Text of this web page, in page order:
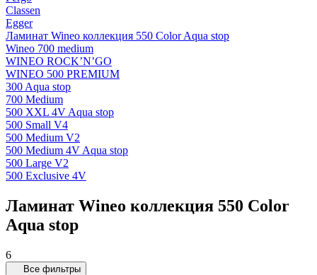
Classen
Egger
Ламинат Wineo коллекция 550 Color Aqua stop
Wineo 700 medium
WINEO ROCK’N’GO
WINEO 500 PREMIUM
300 Aqua stop
700 Medium
500 XXL 4V Aqua stop
500 Small V4
500 Medium V2
500 Medium 4V Aqua stop
500 Large V2
500 Exclusive 4V
Ламинат Wineo коллекция 550 Color
Aqua stop
6
Все фильтры